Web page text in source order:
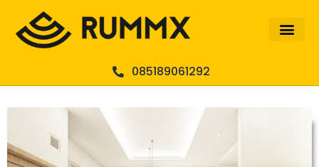
085189061292